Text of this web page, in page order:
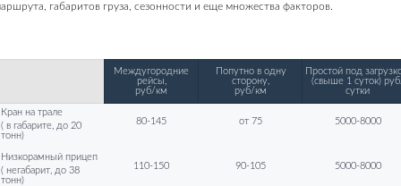
габаритов груза, сезонности и еще множества факторов.
Междугородние
рейсы,
руб/км
Попутно в одну
сторону,
руб/км
Простой под
(свыше 1 суток)
сутки
Кран на трале
( в габарите, до 20
тонн)
80-145 от 75 5000-8000
Низкорамный прицеп
( негабарит, до 38
тонн)
110-150 90-105 5000-8000